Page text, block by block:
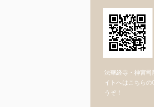
法華経寺・神宮司
イトへはこちらの
うぞ！